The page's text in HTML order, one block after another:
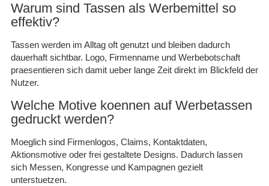
Warum sind Tassen als Werbemittel so
effektiv?
Tassen werden im Alltag oft genutzt und bleiben dadurch
dauerhaft sichtbar. Logo, Firmenname und Werbebotschaft
praesentieren sich damit ueber lange Zeit direkt im Blickfeld der
Nutzer.
Welche Motive koennen auf Werbetassen
gedruckt werden?
Moeglich sind Firmenlogos, Claims, Kontaktdaten,
Aktionsmotive oder frei gestaltete Designs. Dadurch lassen
sich Messen, Kongresse und Kampagnen gezielt
unterstuetzen.